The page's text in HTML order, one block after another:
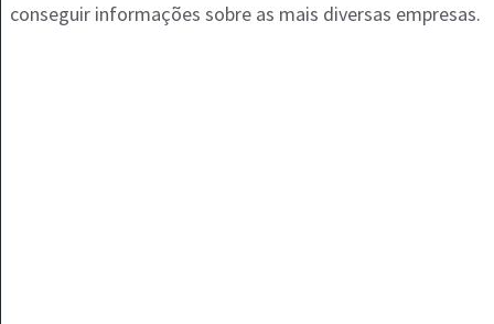
conseguir informações sobre as mais diversas empresas.